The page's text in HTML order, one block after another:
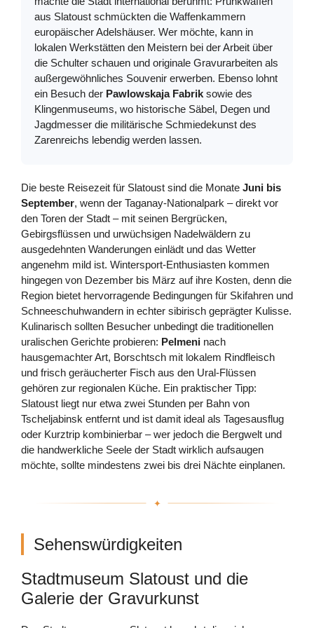
aus Slatoust schmückten die Waffenkammern
europäischer Adelshäuser. Wer möchte, kann in
lokalen Werkstätten den Meistern bei der Arbeit über
die Schulter schauen und originale Gravurarbeiten als
außergewöhnliches Souvenir erwerben. Ebenso lohnt
ein Besuch der Pawlowskaja Fabrik sowie des
Klingenmuseums, wo historische Säbel, Degen und
Jagdmesser die militärische Schmiedekunst des
Zarenreichs lebendig werden lassen.
Die beste Reisezeit für Slatoust sind die Monate Juni bis
September, wenn der Taganay-Nationalpark – direkt vor
den Toren der Stadt – mit seinen Bergrücken,
Gebirgsflüssen und urwüchsigen Nadelwäldern zu
ausgedehnten Wanderungen einlädt und das Wetter
angenehm mild ist. Wintersport-Enthusiasten kommen
hingegen von Dezember bis März auf ihre Kosten, denn die
Region bietet hervorragende Bedingungen für Skifahren und
Schneeschuhwandern in echter sibirisch geprägter Kulisse.
Kulinarisch sollten Besucher unbedingt die traditionellen
uralischen Gerichte probieren: Pelmeni nach
hausgemachter Art, Borschtsch mit lokalem Rindfleisch
und frisch geräucherter Fisch aus den Ural-Flüssen
gehören zur regionalen Küche. Ein praktischer Tipp:
Slatoust liegt nur etwa zwei Stunden per Bahn von
Tscheljabinsk entfernt und ist damit ideal als Tagesausflug
oder Kurztrip kombinierbar – wer jedoch die Bergwelt und
die handwerkliche Seele der Stadt wirklich aufsaugen
möchte, sollte mindestens zwei bis drei Nächte einplanen.
Sehenswürdigkeiten
Stadtmuseum Slatoust und die
Galerie der Gravurkunst